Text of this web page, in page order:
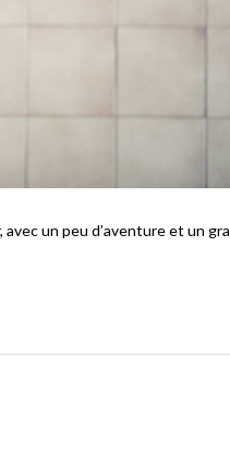
avec un peu d’aventure et un